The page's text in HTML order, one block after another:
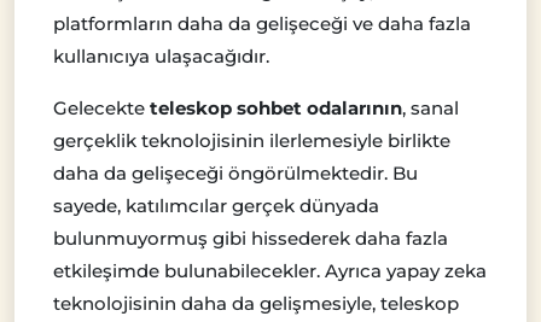
platformların daha da gelişeceği ve daha fazla
kullanıcıya ulaşacağıdır.
Gelecekte teleskop sohbet odalarının, sanal
gerçeklik teknolojisinin ilerlemesiyle birlikte
daha da gelişeceği öngörülmektedir. Bu
sayede, katılımcılar gerçek dünyada
bulunmuyormuş gibi hissederek daha fazla
etkileşimde bulunabilecekler. Ayrıca yapay zeka
teknolojisinin daha da gelişmesiyle, teleskop